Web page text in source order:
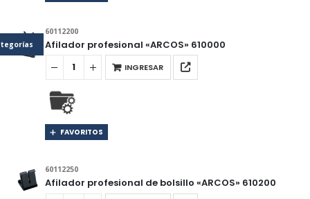
60112200
Afilador profesional «ARCOS» 610000
INGRESAR
FAVORITOS
60112250
Afilador profesional de bolsillo «ARCOS» 610200